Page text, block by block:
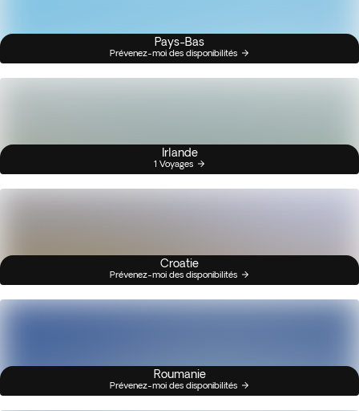
Pays-Bas
Prévenez-moi des disponibilités
Irlande
1 Voyages
Croatie
Prévenez-moi des disponibilités
Roumanie
Prévenez-moi des disponibilités